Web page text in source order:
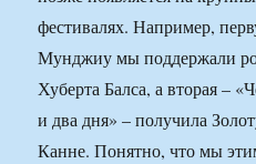
фестивалях. Например,
Мунджиу мы поддержали
Хуберта Балса, а вторая –
и два дня» – получила
Канне. Понятно, что мы